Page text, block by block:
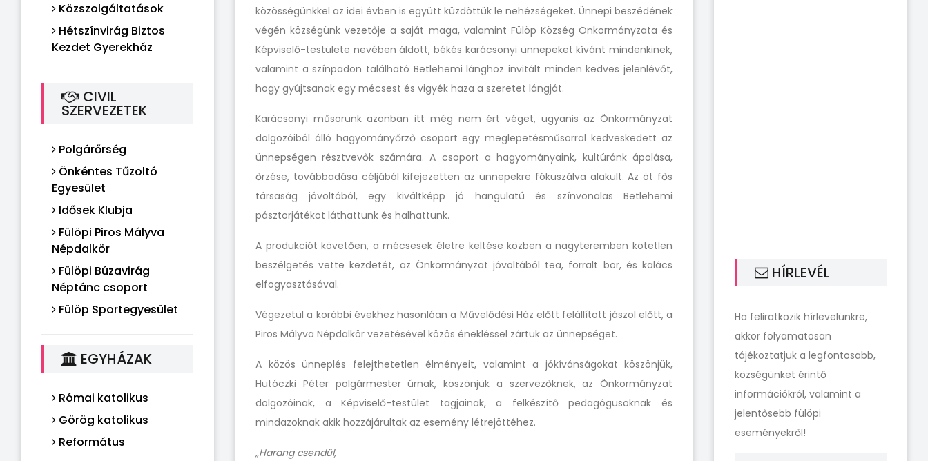
Közszolgáltatások
Hétszínvirág Biztos
Kezdet Gyerekház
CIVIL
SZERVEZETEK
Polgárőrség
Önkéntes Tűzoltó
Egyesület
Idősek Klubja
Fülöpi Piros Mályva
Népdalkör
Fülöpi Búzavirág
Néptánc csoport
Fülöp Sportegyesület
EGYHÁZAK
Római katolikus
Görög katolikus
Református
közösségünkkel az idei évben is együtt küzdöttük le nehézségeket. Ünnepi beszédének
végén községünk vezetője a saját maga, valamint Fülöp Község Önkormányzata és
Képviselő-testülete nevében áldott, békés karácsonyi ünnepeket kívánt mindenkinek,
valamint a színpadon található Betlehemi lánghoz invitált minden kedves jelenlévőt,
hogy gyújtsanak egy mécsest és vigyék haza a szeretet lángját.
Karácsonyi műsorunk azonban itt még nem ért véget, ugyanis az Önkormányzat
dolgozóiból álló hagyományőrző csoport egy meglepetésműsorral kedveskedett az
ünnepségen résztvevők számára. A csoport a hagyományaink, kultúránk ápolása,
őrzése, továbbadása céljából kifejezetten az ünnepekre fókuszálva alakult. Az öt fős
társaság jóvoltából, egy kiváltképp jó hangulatú és színvonalas Betlehemi
pásztorjátékot láthattunk és halhattunk.
A produkciót követően, a mécsesek életre keltése közben a nagyteremben kötetlen
beszélgetés vette kezdetét, az Önkormányzat jóvoltából tea, forralt bor, és kalács
elfogyasztásával.
Végezetül a korábbi évekhez hasonlóan a Művelődési Ház előtt felállított jászol előtt, a
Piros Mályva Népdalkör vezetésével közös énekléssel zártuk az ünnepséget.
A közös ünneplés felejthetetlen élményeit, valamint a jókívánságokat köszönjük,
Hutóczki Péter polgármester úrnak, köszönjük a szervezőknek, az Önkormányzat
dolgozóinak, a Képviselő-testület tagjainak, a felkészítő pedagógusoknak és
mindazoknak akik hozzájárultak az esemény létrejöttéhez.
„Harang csendül,
HÍRLEVÉL
Ha feliratkozik hírlevelünkre,
akkor folyamatosan
tájékoztatjuk a legfontosabb,
községünket érintő
információkról, valamint a
jelentősebb fülöpi
eseményekről!